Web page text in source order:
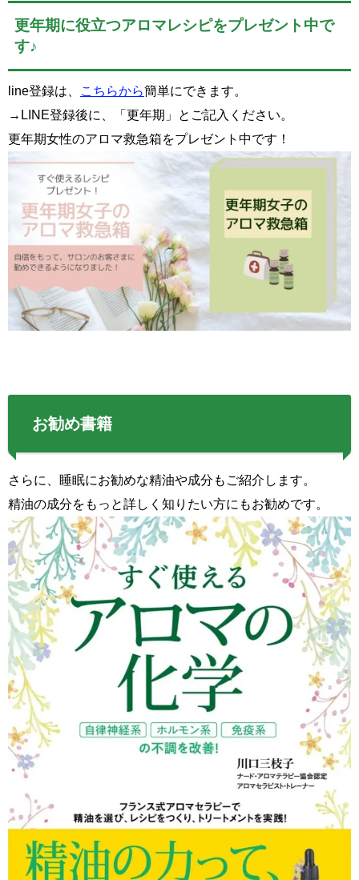
更年期に役立つアロマレシピをプレゼント中で
す♪
line登録は、 こちらから簡単にできます。
→LINE登録後に、「更年期」とご記入ください。
更年期女性のアロマ救急箱をプレゼント中です！
お勧め書籍
さらに、睡眠にお勧めな精油や成分もご紹介します。
精油の成分をもっと詳しく知りたい方にもお勧めです。